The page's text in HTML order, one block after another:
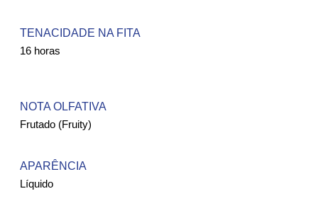
TENACIDADE NA FITA
16 horas
NOTA OLFATIVA
Frutado (Fruity)
APARÊNCIA
Líquido